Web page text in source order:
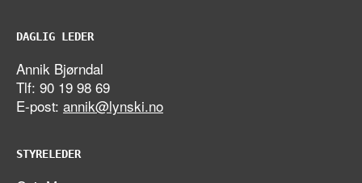
DAGLIG LEDER
Annik Bjørndal
Tlf: 90 19 98 69
E-post: annik@lynski.no
STYRELEDER